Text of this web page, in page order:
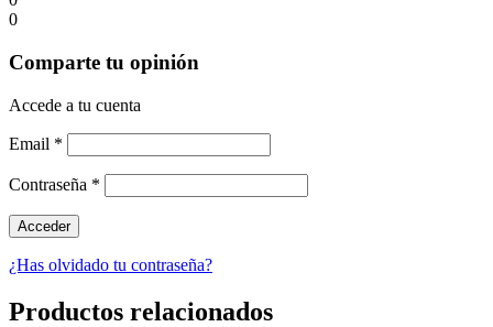
0
Comparte tu opinión
Accede a tu cuenta
Email *
Contraseña *
¿Has olvidado tu contraseña?
Productos relacionados